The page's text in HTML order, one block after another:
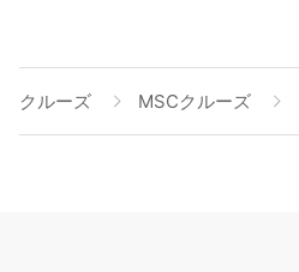
クルーズ MSCクルーズ